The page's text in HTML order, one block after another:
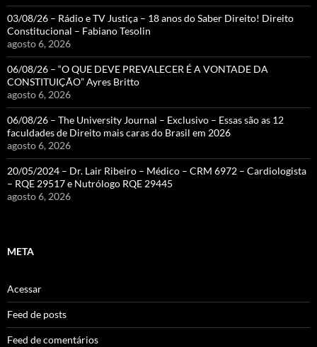
03/08/26 – Rádio e TV Justiça – 18 anos do Saber Direito! Direito
Constitucional – Fabiano Tesolin
agosto 6, 2026
06/08/26 – “O QUE DEVE PREVALECER É A VONTADE DA
CONSTITUIÇÃO” Ayres Britto
agosto 6, 2026
06/08/26 – The University Journal – Exclusivo – Essas são as 12
faculdades de Direito mais caras do Brasil em 2026
agosto 6, 2026
20/05/2024 – Dr. Lair Ribeiro – Médico – CRM 6972 – Cardiologista
– RQE 29517 e Nutrólogo RQE 29445
agosto 6, 2026
META
Acessar
Feed de posts
Feed de comentários